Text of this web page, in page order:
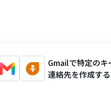
Gmailで特定の
連絡先を作成する